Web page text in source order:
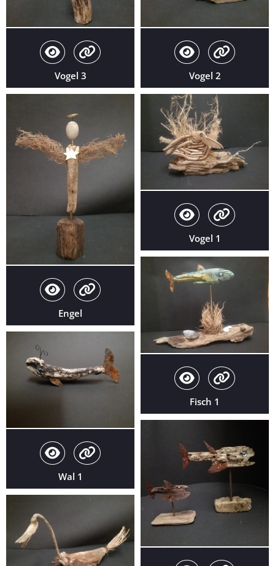
Vogel 3 Vogel 2
Engel
Vogel 1
Fisch 1
Wal 1